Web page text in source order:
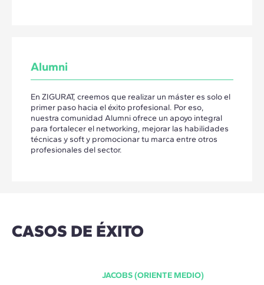
Alumni
En ZIGURAT, creemos que realizar un máster es solo el
primer paso hacia el éxito profesional. Por eso,
nuestra comunidad Alumni ofrece un apoyo integral
para fortalecer el networking, mejorar las habilidades
técnicas y soft y promocionar tu marca entre otros
profesionales del sector.
CASOS DE ÉXITO
JACOBS (ORIENTE MEDIO)